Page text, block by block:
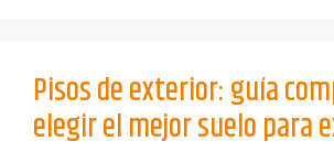
Pisos de exterior: guía
elegir el mejor suelo para